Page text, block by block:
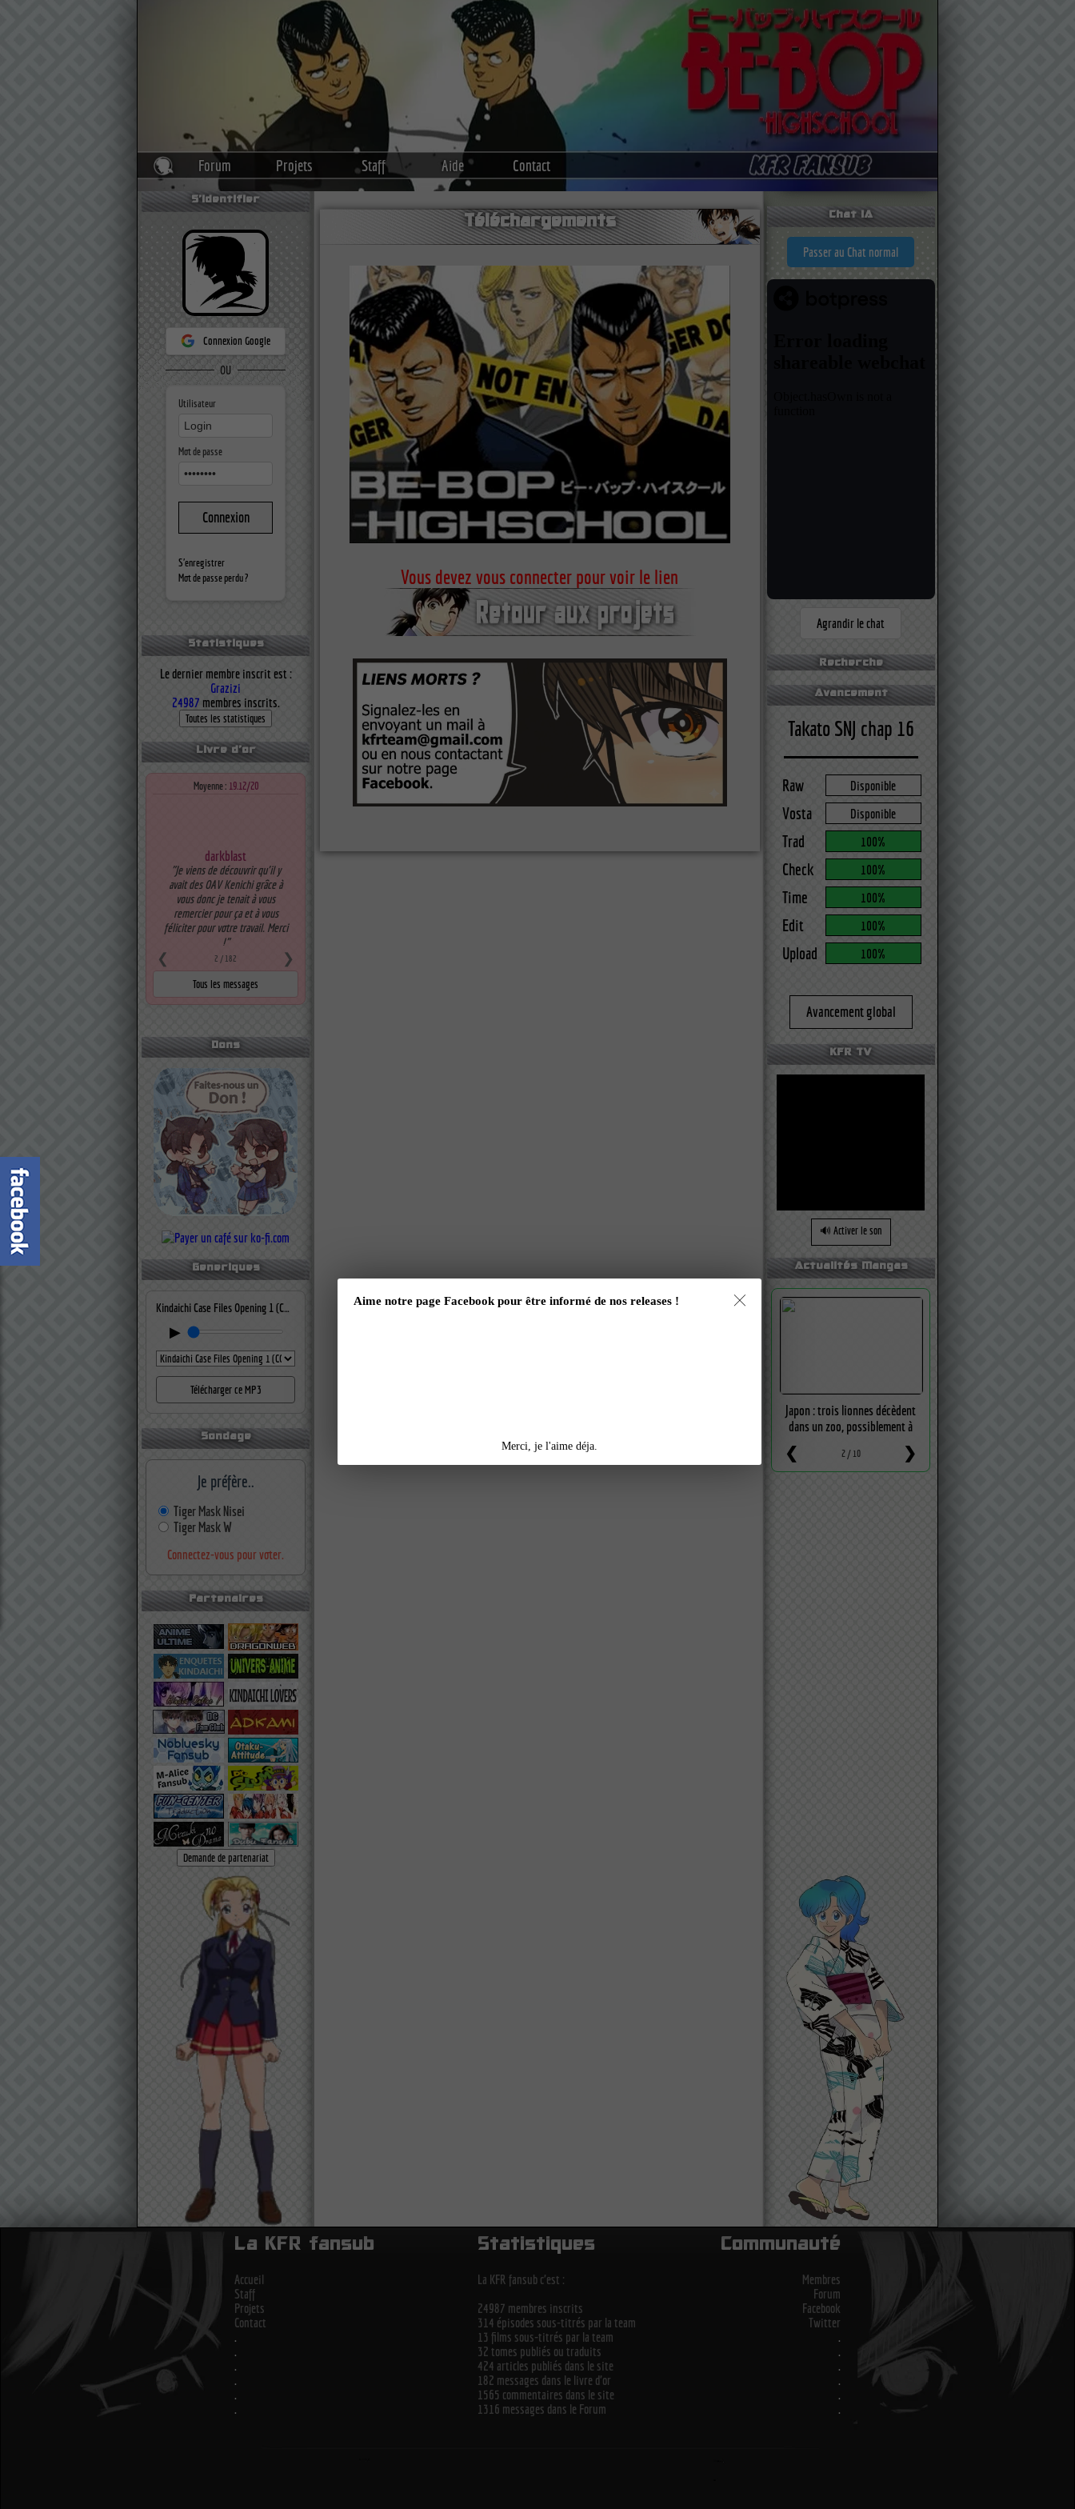
Aime notre page Facebook pour être informé de nos releases !
Merci, je l'aime déja.
Forum Projets Staff Aide Contact
S'identifier
Connexion Google
OU
Utilisateur
Mot de passe
S'enregistrer
Mot de passe perdu ?
Statistiques
Le dernier membre inscrit est :
Grazizi
24987 membres inscrits.
Livre d'or
Moyenne : 19.12/20
darkblast
"Je viens de découvrir qu'il y
avait des OAV Kenichi grâce à
vous donc je tenait à vous
remercier pour ça et à vous
féliciter pour votre travail. Merci
!"
Note :20/20
❮ 2 / 182 ❯
Dons
Generiques
Kindaichi Case Files Opening 1 (CONFUSED MEMORIES)
▶
Télécharger ce MP3
Sondage
Je préfère..
Tiger Mask Nisei
Tiger Mask W
Connectez-vous pour voter.
Partenaires
Chat IA
Passer au Chat normal
Recherche
Avancement
Takato SNJ chap 16
Raw Disponible
Vosta Disponible
Trad 100%
Check 100%
Time 100%
Edit 100%
Upload 100%
Avancement global
KFR TV
🔊 Activer le son
Actualités Mangas
Japon : trois lionnes décèdent
dans un zoo, possiblement à
❮ 2 / 10 ❯
Téléchargements
Vous devez vous connecter pour voir le lien
La KFR fansub
Accueil
Staff
Projets
Contact
.
.
.
.
.
.
Statistiques
La KFR fansub c'est :
24987 membres inscrits
314 épisodes sous-titrés par la team
13 films sous-titrés par la team
32 tomes publiés ou traduits
424 articles publiés dans le site
182 messages dans le livre d'or
1565 commentaires dans le site
1316 messages dans le Forum
Communauté
Membres
Forum
Facebook
Twitter
.
.
.
.
.
.